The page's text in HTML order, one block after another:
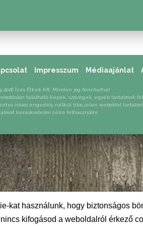
kat használunk, hogy biztonságos
kifogásod a weboldalról érkező
Impresszum Médiaajánlat
2026 Ízes Étkek Kft. Minden jog fenntartva!
található képek, szövegek, egyéb tartalmak
írásos engedély nélkül tilos jelen weboldal
kereskedelmi célra felhasználni.